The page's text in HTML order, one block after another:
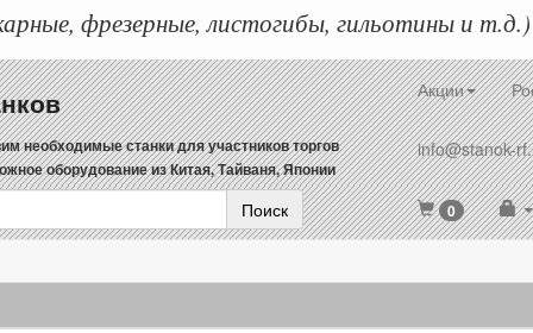
фрезерные, листогибы, гильотины и т.д.)
необходимые станки для участников торгов
оборудование из Китая, Тайваня, Японии
Поиск
Акции
info@stanok-
0